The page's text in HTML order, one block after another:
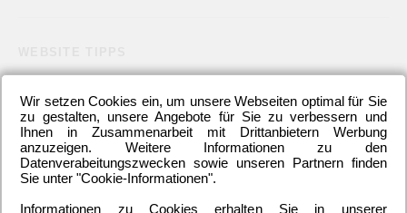
Pauschalreisen günstig
Alien Ufos Untertassen
Langzeiturlaub günstig
Autolexikon Traumautos
Automagazin Raumschiffe
Wir setzen Cookies ein, um unsere Webseiten optimal für Sie
zu gestalten, unsere Angebote für Sie zu verbessern und
Ihnen in Zusammenarbeit mit Drittanbietern Werbung
anzuzeigen. Weitere Informationen zu den
Datenverabeitungszwecken sowie unseren Partnern finden
Sie unter "Cookie-Informationen".
Informationen zu Cookies erhalten Sie in unserer